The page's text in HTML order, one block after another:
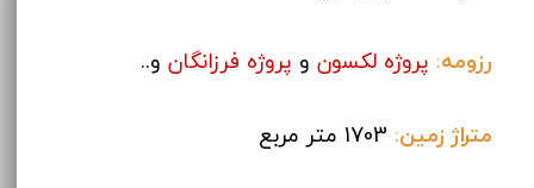
رزومه: پروژه لکسون و پروژه فرزانگان و..
متراژ زمین: